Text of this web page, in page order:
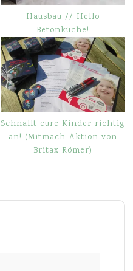
Hausbau // Hello
Betonküche!
Schnallt eure Kinder richtig
an! (Mitmach-Aktion von
Britax Römer)